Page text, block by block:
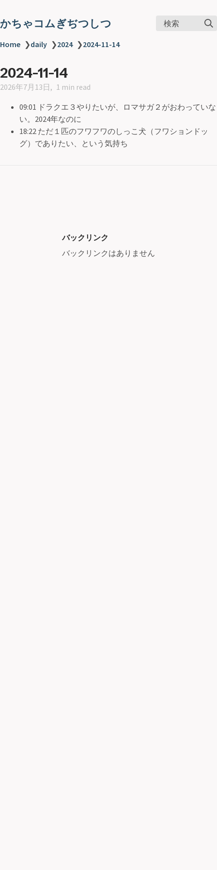
かちゃコムぎぢつしつ 検索
Home ❯daily ❯2024 ❯2024-11-14
2024-11-14
2026年7月13日 1 min read
09:01 ドラクエ３やりたいが、ロマサガ２がおわっていな
い。2024年なのに
18:22 ただ１匹のフワフワのしっこ犬（フワションドッ
グ）でありたい、という気持ち
バックリンク
バックリンクはありません